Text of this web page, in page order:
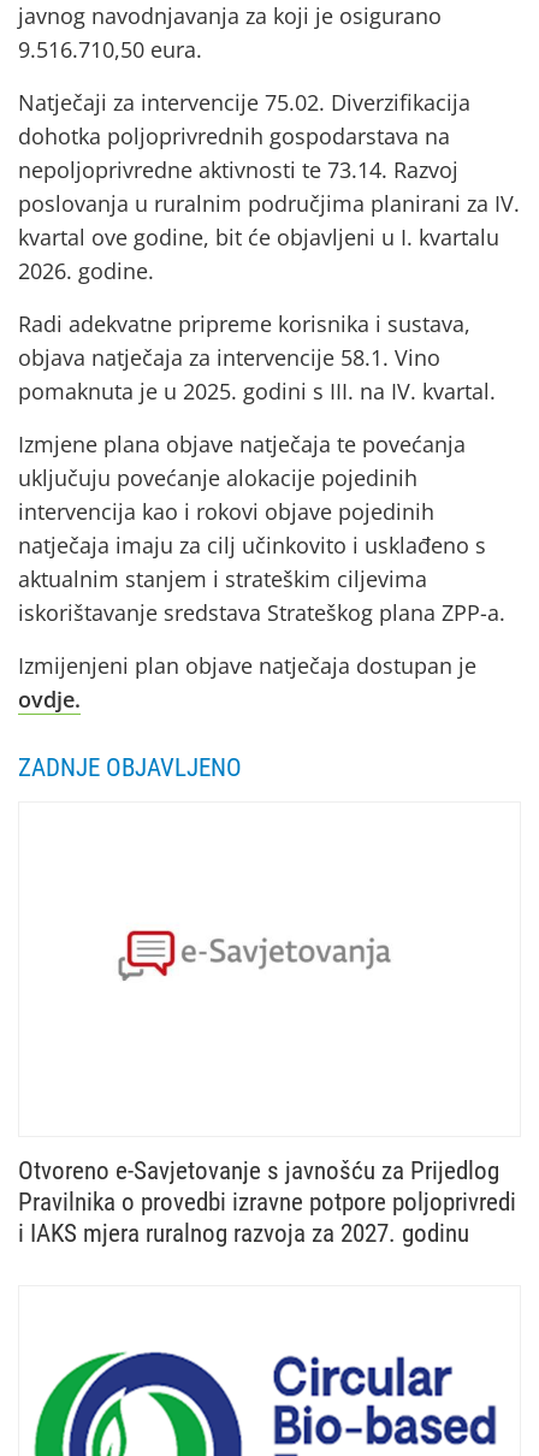
javnog navodnjavanja za koji je osigurano
9.516.710,50 eura.
Natječaji za intervencije 75.02. Diverzifikacija
dohotka poljoprivrednih gospodarstava na
nepoljoprivredne aktivnosti te 73.14. Razvoj
poslovanja u ruralnim područjima planirani za IV.
kvartal ove godine, bit će objavljeni u I. kvartalu
2026. godine.
Radi adekvatne pripreme korisnika i sustava,
objava natječaja za intervencije 58.1. Vino
pomaknuta je u 2025. godini s III. na IV. kvartal.
Izmjene plana objave natječaja te povećanja
uključuju povećanje alokacije pojedinih
intervencija kao i rokovi objave pojedinih
natječaja imaju za cilj učinkovito i usklađeno s
aktualnim stanjem i strateškim ciljevima
iskorištavanje sredstava Strateškog plana ZPP-a.
Izmijenjeni plan objave natječaja dostupan je
ovdje.
ZADNJE OBJAVLJENO
Otvoreno e-Savjetovanje s javnošću za Prijedlog
Pravilnika o provedbi izravne potpore poljoprivredi
i IAKS mjera ruralnog razvoja za 2027. godinu